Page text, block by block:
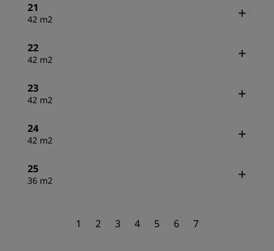
21
42 m2
22
42 m2
23
42 m2
24
42 m2
25
36 m2
1 2 3 4 5 6 7